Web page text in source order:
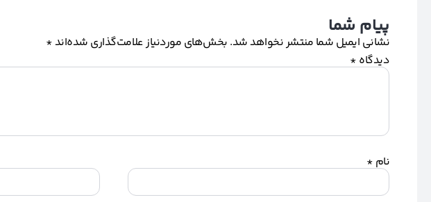
پیام شما
نشانی ایمیل شما منتشر نخواهد شد. بخش‌های موردنیاز علامت‌گذاری شده‌اند*
دیدگاه *
نام *